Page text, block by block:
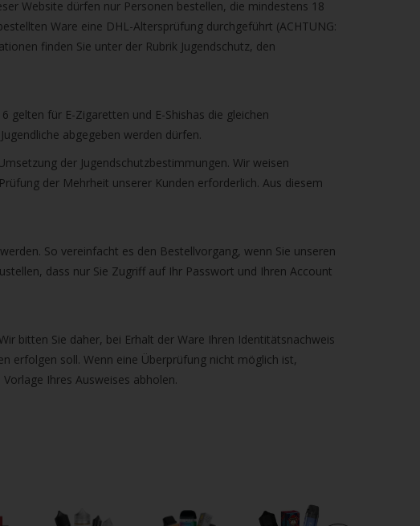
Website dürfen nur Personen bestellen, die mindestens 18
Ware eine DHL-Altersprüfung durchgeführt (ACHTUNG:
finden Sie unter der Rubrik Jugendschutz, den
gelten für E-Zigaretten und E-Shishas die gleichen
abgegeben werden dürfen.
der Jugendschutzbestimmungen. Wir weisen
der Mehrheit unserer Kunden erforderlich. Aus diesem
So vereinfacht es den Bestellvorgang, wenn Sie unseren
dass nur Sie Zugriff auf Ihr Passwort und Ihren Account
bitten Sie daher, bei Erhalt der Ware Ihren Identitätsnachweis
erfolgen soll. Wenn eine Überprüfung nicht möglich ist,
Ihres Ausweises abholen.